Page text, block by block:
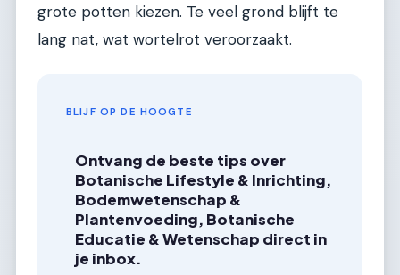
grote potten kiezen. Te veel grond blijft te
lang nat, wat wortelrot veroorzaakt.
BLIJF OP DE HOOGTE
Ontvang de beste tips over
Botanische Lifestyle & Inrichting,
Bodemwetenschap &
Plantenvoeding, Botanische
Educatie & Wetenschap direct in
je inbox.